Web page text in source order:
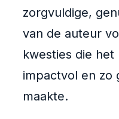
zorgvuldige,
van de auteur
kwesties die het
impactvol en zo
maakte.